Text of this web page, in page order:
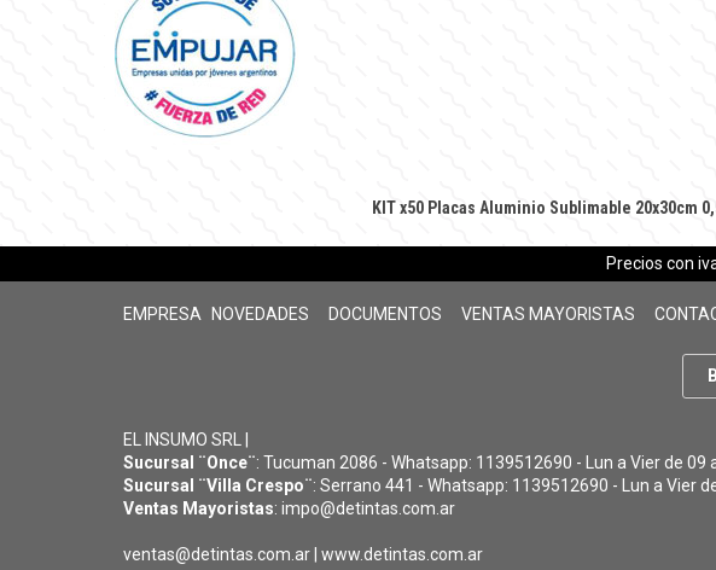
KIT x50 Placas Aluminio Sublimable 20x30cm
Precios con
EMPRESA NOVEDADES DOCUMENTOS VENTAS MAYORISTAS
EL INSUMO SRL |
Sucursal ¨Once¨: Tucuman 2086 - Whatsapp: 1139512690 - Lun a Vier de 09
Sucursal ¨Villa Crespo¨: Serrano 441 - Whatsapp: 1139512690 - Lun a Vier
Ventas Mayoristas: impo@detintas.com.ar
ventas@detintas.com.ar www.detintas.com.ar